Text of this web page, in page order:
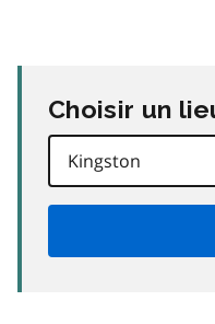
Choisir un